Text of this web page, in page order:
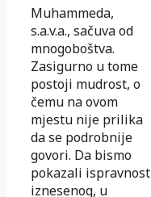
Muhammeda,
s.a.v.a., sačuva od
mnogoboštva.
Zasigurno u tome
postoji mudrost, o
čemu na ovom
mjes­tu nije prilika
da se podrobnije
govori. Da bismo
pokazali ispravnost
iznesenog, u